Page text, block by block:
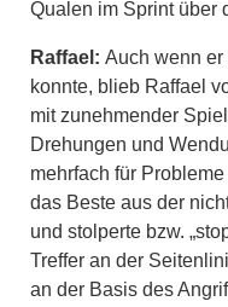
Qualen im Sprint über
Raffael: Auch wenn
konnte, blieb Raffael
mit zunehmender
Drehungen und
mehrfach für
das Beste aus der
und stolperte bzw.
Treffer an der
an der Basis des